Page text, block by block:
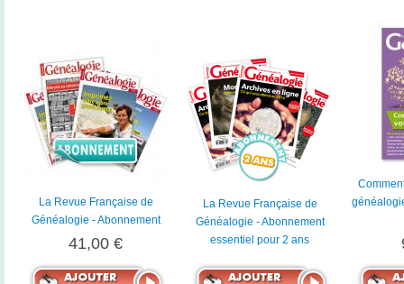
La Revue Française de
Généalogie - Abonnement
41,00 €
La Revue Française de
Généalogie - Abonnement
essentiel pour 2 ans